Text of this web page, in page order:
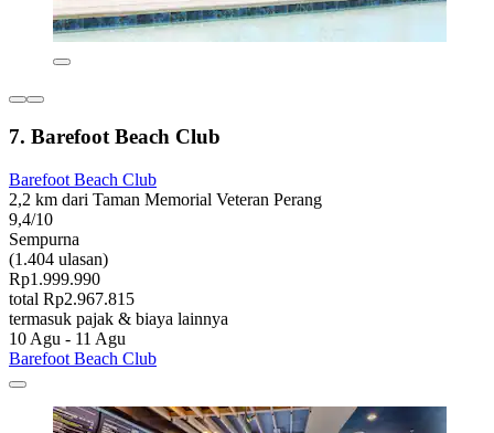
7. Barefoot Beach Club
Barefoot Beach Club
2,2 km dari Taman Memorial Veteran Perang
9,4/10
Sempurna
(1.404 ulasan)
Rp1.999.990
total Rp2.967.815
termasuk pajak & biaya lainnya
10 Agu - 11 Agu
Barefoot Beach Club